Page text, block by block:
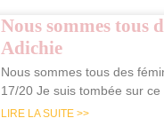
Nous sommes tous
Adichie
Nous sommes tous des
17/20 Je suis tombée sur
LIRE LA SUITE >>